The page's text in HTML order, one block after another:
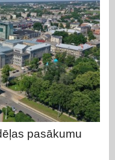
pasākumu